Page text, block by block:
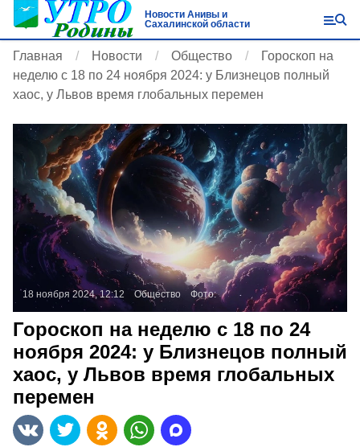
Новости Анивы и
Сахалинской области
Главная Новости Общество
Гороскоп на
неделю с 18 по 24 ноября 2024: у Близнецов полный
хаос, у Львов время глобальных перемен
18 ноября 2024, 12:12 Общество Фото:
Гороскоп на неделю с 18 по 24
ноября 2024: у Близнецов полный
хаос, у Львов время глобальных
перемен